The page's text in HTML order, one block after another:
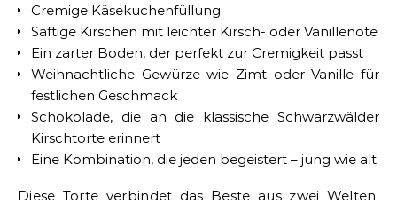
Cremige Käsekuchenfüllung
Saftige Kirschen mit leichter Kirsch- oder Vanillenote
Ein zarter Boden, der perfekt zur Cremigkeit passt
Weihnachtliche Gewürze wie Zimt oder Vanille für
festlichen Geschmack
Schokolade, die an die klassische Schwarzwälder
Kirschtorte erinnert
Eine Kombination, die jeden begeistert – jung wie alt
Diese Torte verbindet das Beste aus zwei Welten: